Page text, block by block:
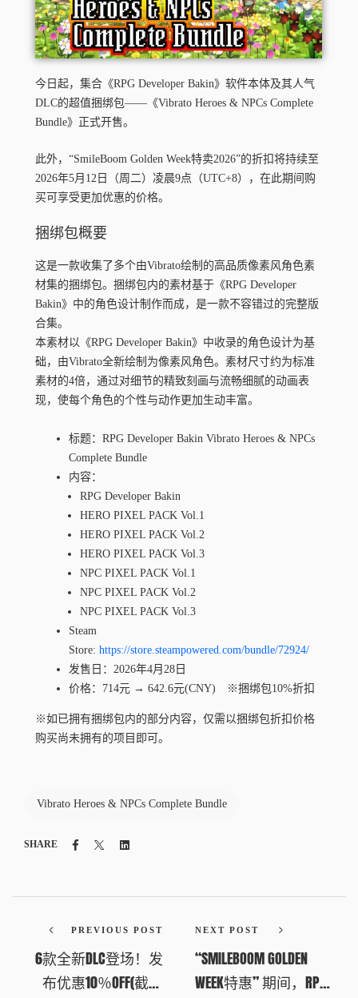
今日起，集合《RPG Developer Bakin》软件本体及其人气
DLC的超值捆绑包——《Vibrato Heroes & NPCs Complete
Bundle》正式开售。
此外，“SmileBoom Golden Week特卖2026”的折扣将持续至
2026年5月12日（周二）凌晨9点（UTC+8），在此期间购
买可享受更加优惠的价格。
捆绑包概要
这是一款收集了多个由Vibrato绘制的高品质像素风角色素
材集的捆绑包。捆绑包内的素材基于《RPG Developer
Bakin》中的角色设计制作而成，是一款不容错过的完整版
合集。
本素材以《RPG Developer Bakin》中收录的角色设计为基
础，由Vibrato全新绘制为像素风角色。素材尺寸约为标准
素材的4倍，通过对细节的精致刻画与流畅细腻的动画表
现，使每个角色的个性与动作更加生动丰富。
标题：RPG Developer Bakin Vibrato Heroes & NPCs
Complete Bundle
内容：
RPG Developer Bakin
HERO PIXEL PACK Vol.1
HERO PIXEL PACK Vol.2
HERO PIXEL PACK Vol.3
NPC PIXEL PACK Vol.1
NPC PIXEL PACK Vol.2
NPC PIXEL PACK Vol.3
Steam
Store: https://store.steampowered.com/bundle/72924/
发售日：2026年4月28日
价格：714元 → 642.6元(CNY) ※捆绑包10%折扣
※如已拥有捆绑包内的部分内容， 仅需以捆绑包折扣价格
购买尚未拥有的项 目即可。
Vibrato Heroes & NPCs Complete Bundle
SHARE FacebookTwitterLinkedin
PREVIOUS POST
6款全新DLC登场！发
布优惠10％OFF(截至
NEXT POST
“SMILEBOOM GOLDEN
WEEK特惠” 期间，RPG